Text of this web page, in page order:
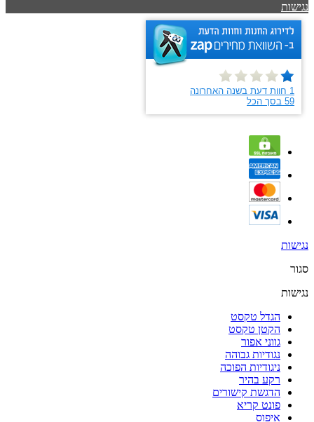
נגישות
נגישות
סגור
נגישות
הגדל טקסט
הקטן טקסט
גווני אפור
נגודיות גבוהה
ניגודיות הפוכה
רקע בהיר
הדגשת קישורים
פונט קריא
איפוס